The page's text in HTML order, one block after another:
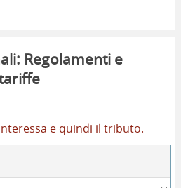
Regolamenti e
e quindi il tributo.